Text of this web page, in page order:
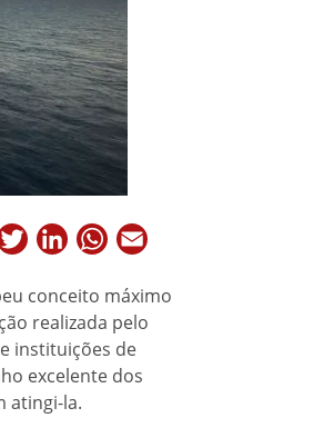
TwitterLinkedInWhatsApp
conceito máximo
realizada pelo
instituições de
excelente dos
atingi-la.